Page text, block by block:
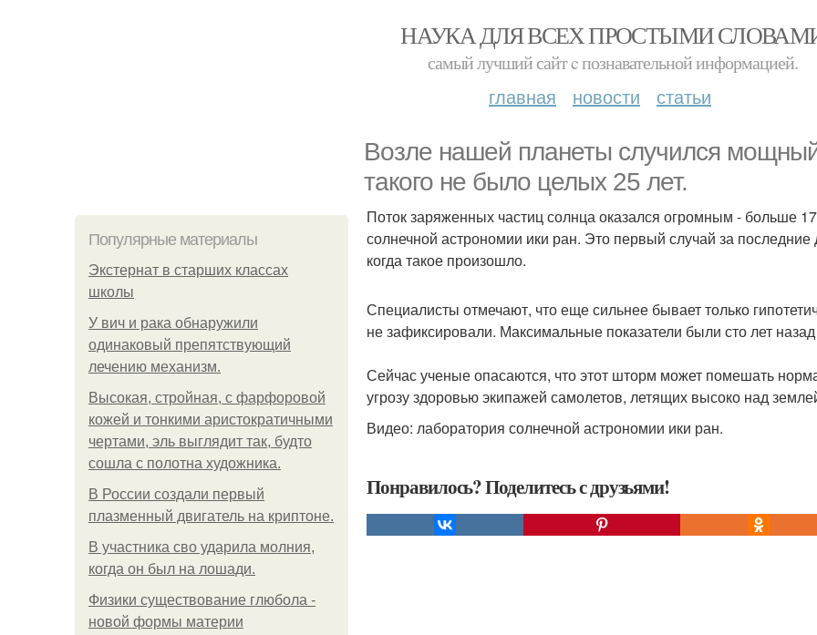
НАУКА ДЛЯ ВСЕХ ПРОСТЫМИ
самый лучший сайт c познавательной информацией.
главная новости статьи
Возле нашей планеты случился
такого не было целых 25 лет.
Популярные материалы
Экстернат в старших классах
школы
У вич и рака обнаружили
одинаковый препятствующий
лечению механизм.
Высокая, стройная, с фарфоровой
кожей и тонкими аристократичными
чертами, эль выглядит так, будто
сошла с полотна художника.
В России создали первый
плазменный двигатель на криптоне.
В участника сво ударила молния,
когда он был на лошади.
Физики существование глюбола -
новой формы материи
Поток заряженных частиц солнца оказался огромным - больше
солнечной астрономии ики ран. Это первый случай за
когда такое произошло.
Специалисты отмечают, что еще сильнее бывает только
не зафиксировали. Максимальные показатели были сто лет
Сейчас ученые опасаются, что этот шторм может помешать
угрозу здоровью экипажей самолетов, летящих высоко над
Видео: лаборатория солнечной астрономии ики ран.
Понравилось? Поделитесь с друзьями!